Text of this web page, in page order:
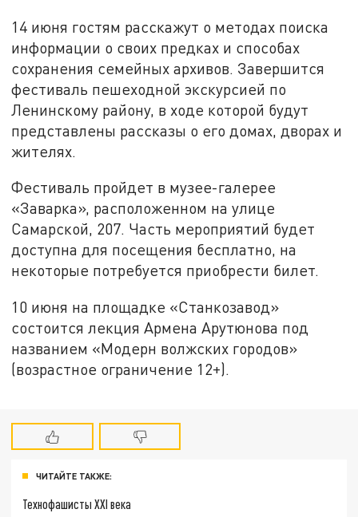
14 июня гостям расскажут о методах поиска
информации о своих предках и способах
сохранения семейных архивов. Завершится
фестиваль пешеходной экскурсией по
Ленинскому району, в ходе которой будут
представлены рассказы о его домах, дворах и
жителях.
Фестиваль пройдет в музее-галерее
«Заварка», расположенном на улице
Самарской, 207. Часть мероприятий будет
доступна для посещения бесплатно, на
некоторые потребуется приобрести билет.
10 июня на площадке «Станкозавод»
состоится лекция Армена Арутюнова под
названием «Модерн волжских городов»
(возрастное ограничение 12+).
ЧИТАЙТЕ ТАКЖЕ:
Технофашисты XXI века